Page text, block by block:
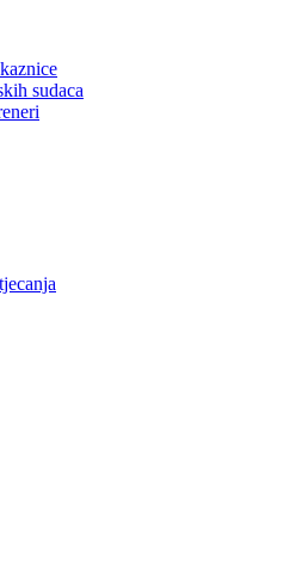
sudaca